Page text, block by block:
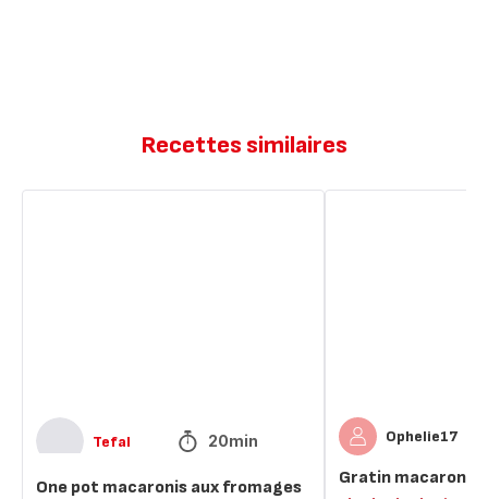
Recettes similaires
Tefal 20min
One pot macaronis aux fromages
Ophelie17
Gratin macaroni